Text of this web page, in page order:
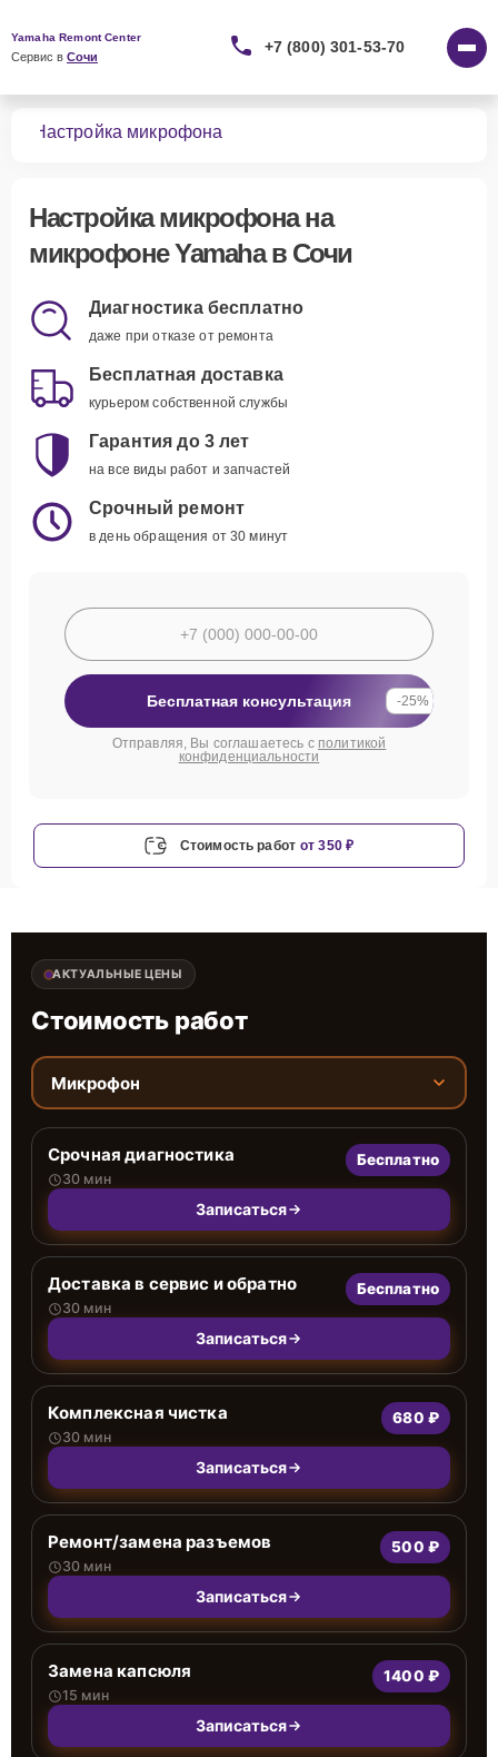
Yamaha Remont Center
Сервис в Сочи
+7 (800) 301-53-70
Настройка микрофона
Настройка микрофонана
микрофоне Yamaha в Сочи
Диагностика бесплатно
даже при отказе от ремонта
Бесплатная доставка
курьером собственной службы
Гарантия до 3 лет
на все виды работ и запчастей
Срочный ремонт
в день обращения от 30 минут
Бесплатная консультация -25%
Отправляя, Вы соглашаетесь с политикой
конфиденциальности
Стоимость работ от 350 ₽
АКТУАЛЬНЫЕ ЦЕНЫ
Стоимость работ
Микрофон
Срочная диагностика
30 мин
Бесплатно
Записаться
Доставка в сервис и обратно
30 мин
Бесплатно
Записаться
Комплексная чистка
30 мин
680 ₽
Записаться
Ремонт/замена разъемов
30 мин
500 ₽
Записаться
Замена капсюля
15 мин
1400 ₽
Записаться